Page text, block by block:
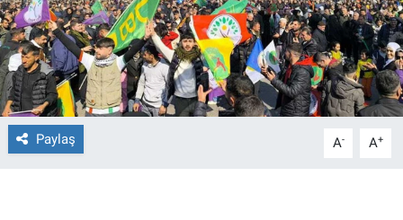
Paylaş A- A+
Forum
Gerçeğin İzinde
Gün Başlıyor
Gün Bitiyor